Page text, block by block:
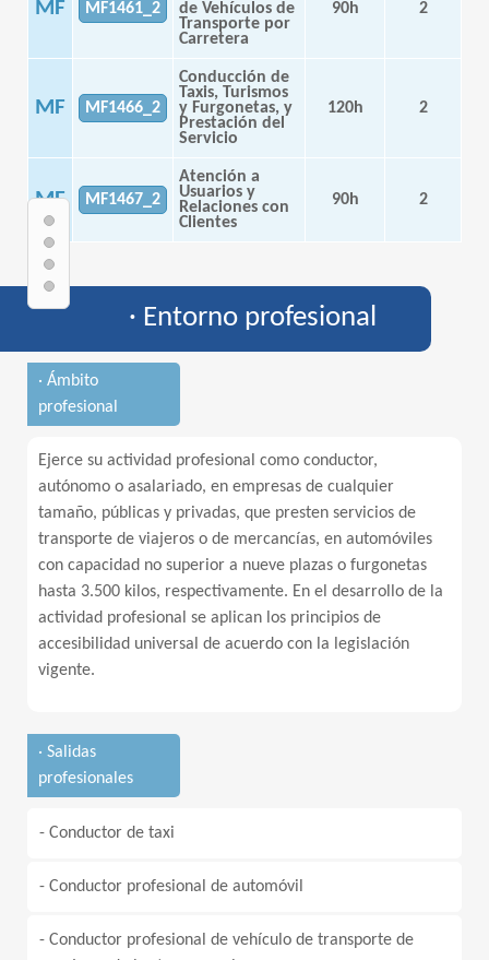
MF MF1461_2
de Vehículos de
Transporte por
Carretera
90h 2
MF MF1466_2
Conducción de
Taxis, Turismos
y Furgonetas, y
Prestación del
Servicio
120h 2
MF MF1467_2
Atención a
Usuarios y
Relaciones con
Clientes
90h 2
· Entorno profesional
· Ámbito
profesional
Ejerce su actividad profesional como conductor,
autónomo o asalariado, en empresas de cualquier
tamaño, públicas y privadas, que presten servicios de
transporte de viajeros o de mercancías, en automóviles
con capacidad no superior a nueve plazas o furgonetas
hasta 3.500 kilos, respectivamente. En el desarrollo de la
actividad profesional se aplican los principios de
accesibilidad universal de acuerdo con la legislación
vigente.
· Salidas
profesionales
- Conductor de taxi
- Conductor profesional de automóvil
- Conductor profesional de vehículo de transporte de